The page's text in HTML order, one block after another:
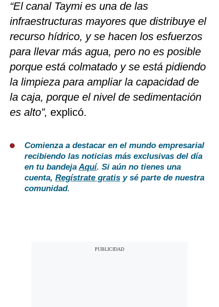
“El canal Taymi es una de las
infraestructuras mayores que distribuye el
recurso hídrico, y se hacen los esfuerzos
para llevar más agua, pero no es posible
porque está colmatado y se está pidiendo
la limpieza para ampliar la capacidad de
la caja, porque el nivel de sedimentación
es alto”, explicó.
Comienza a destacar en el mundo empresarial
recibiendo las noticias más exclusivas del día
en tu bandejaAquí. Si aún no tienes una
cuenta, Regístrate gratis y sé parte de nuestra
comunidad.